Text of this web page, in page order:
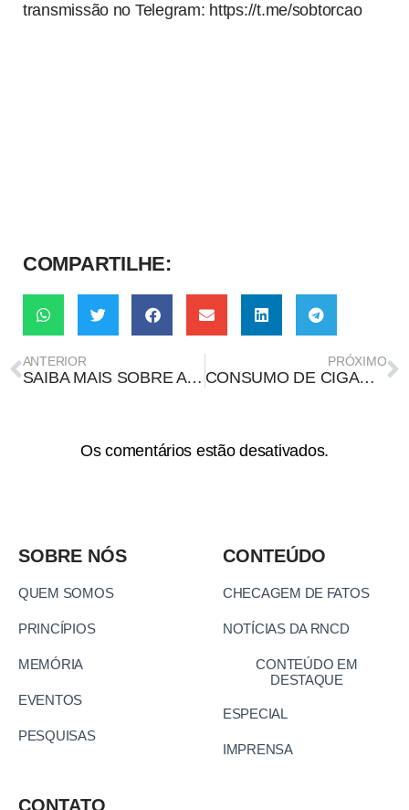
transmissão no Telegram: https://t.me/sobtorcao
COMPARTILHE:
ANTERIOR
SAIBA MAIS SOBRE A INTERDISCIPLINARIDADE
PRÓXIMO
CONSUMO DE CIGARRO DURANTE A PANDEMIA DE COVID-19
Os comentários estão desativados.
SOBRE NÓS
QUEM SOMOS
PRINCÍPIOS
MEMÓRIA
EVENTOS
PESQUISAS
CONTEÚDO
CHECAGEM DE FATOS
NOTÍCIAS DA RNCD
CONTEÚDO EM
DESTAQUE
ESPECIAL
IMPRENSA
CONTATO